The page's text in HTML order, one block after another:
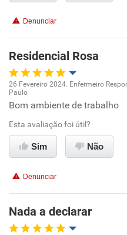
Benefícios
Recomenda esta empresa
Recomenda a diretoria
Denunciar
Residencial Rosa
Oportunidade de promoção
Ambiente de trabalho
Conciliação com a vida
Recomenda esta empresa
26 Fevereiro 2024. Enfermeiro
Paulo
Bom ambiente de trabalho
Esta avaliação foi útil?
Sim Não
Denunciar
Nada a declarar